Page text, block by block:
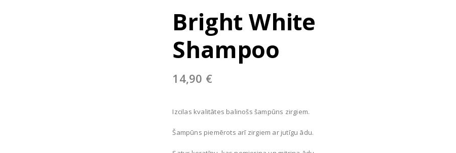
Bright White
Shampoo
14,90 €
Izcilas kvalitātes balinošs šampūns zirgiem.
Šampūns piemērots arī zirgiem ar jutīgu ādu.